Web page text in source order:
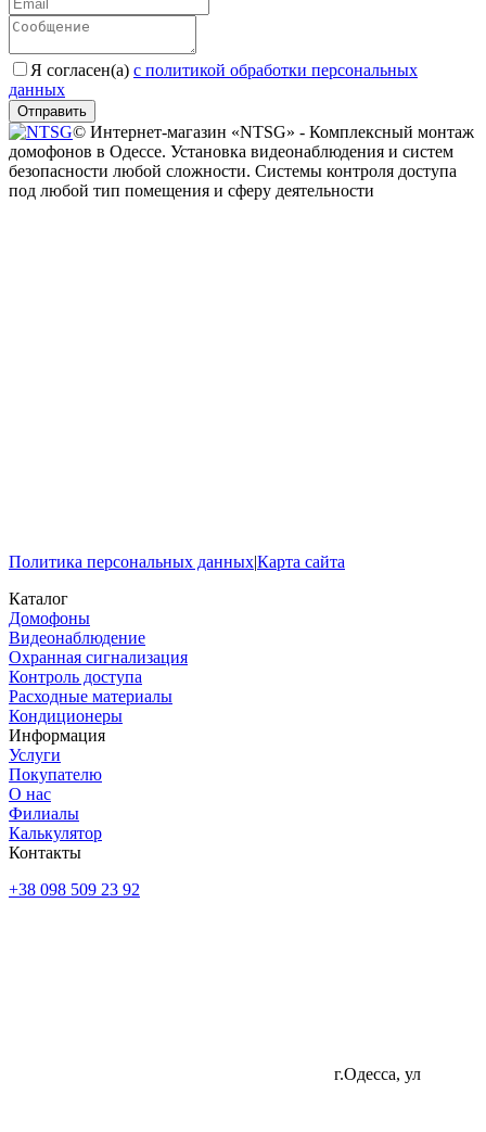
Я согласен(a) с политикой обработки персональных
данных
Отправить
© Интернет-магазин «NTSG» - Комплексный монтаж
домофонов в Одессе. Установка видеонаблюдения и систем
безопасности любой сложности. Системы контроля доступа
под любой тип помещения и сферу деятельности
Политика персональных данных|Карта сайта
Каталог
Домофоны
Видеонаблюдение
Охранная сигнализация
Контроль доступа
Расходные материалы
Кондиционеры
Информация
Услуги
Покупателю
О нас
Филиалы
Калькулятор
Контакты
+38 098 509 23 92
г.Одесса, ул